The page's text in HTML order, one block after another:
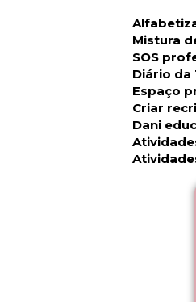
Mistura
SOS
Diário da
Espaço
Criar
Dani